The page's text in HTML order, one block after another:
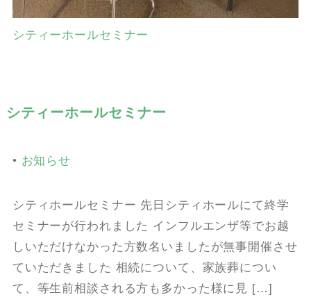
シティーホールセミナー
シティーホールセミナー
• お知らせ
シティホールセミナー 先日シティホールにて終学
セミナーが行われました インフルエンザ等でお越
しいただけなかった方数名いましたが無事開催させ
ていただきました 相続について、家族葬につい
て、等生前相談される方も多かった様に見 […]